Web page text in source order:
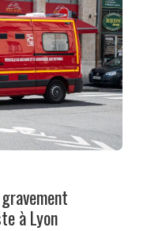
à Lyon